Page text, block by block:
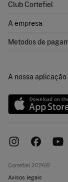
Direções de envio
Cartão Presente
Cartão de
Perguntas frequentes
Trocas, devoluções
Club Cortefiel
A empresa
Trabalha connosco
Metodos de
A nossa aplicação
Cortefiel 2026©
Avisos legais